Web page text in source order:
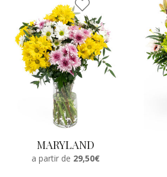
MARYLAND
a partir de 29,50€